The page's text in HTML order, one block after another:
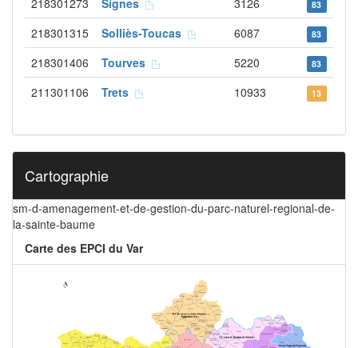
218301273 Signes 3126 83
218301315 Solliès-Toucas 6087 83
218301406 Tourves 5220 83
211301106 Trets 10933 13
Cartographie
sm-d-amenagement-et-de-gestion-du-parc-naturel-regional-de-
la-sainte-baume
Carte des EPCI du Var